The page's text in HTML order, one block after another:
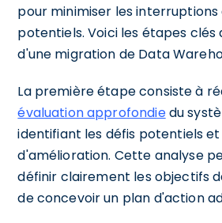
pour minimiser les interruptions
potentiels. Voici les étapes
d'une migration de Data
La première étape consiste à
évaluation approfondiedu
identifiant les défis potentiels
d'amélioration. Cette analyse
définir clairement les objectifs
de concevoir un plan d'action